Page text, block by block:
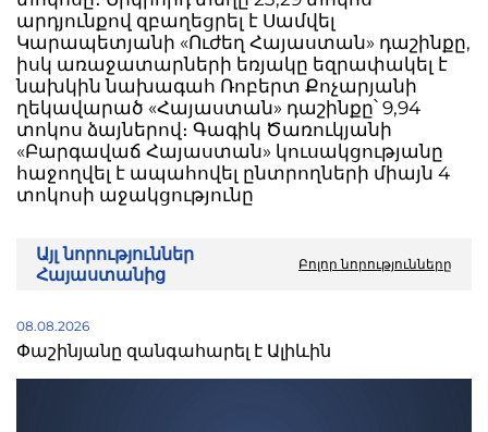
արդյունքով զբաղեցրել է Սամվել
Կարապետյանի «Ուժեղ Հայաստան» դաշինքը,
իսկ առաջատարների եռյակը եզրափակել է
նախկին նախագահ Ռոբերտ Քոչարյանի
ղեկավարած «Հայաստան» դաշինքը՝ 9,94
տոկոս ձայներով։ Գագիկ Ծառուկյանի
«Բարգավաճ Հայաստան» կուսակցությանը
հաջողվել է ապահովել ընտրողների միայն 4
տոկոսի աջակցությունը
Այլ նորություններ
Հայաստանից
Բոլոր նորությունները
08.08.2026
Փաշինյանը զանգահարել է Ալիևին